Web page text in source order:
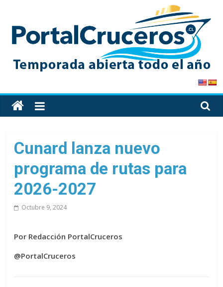
content
PortalCruceros
Toda
la
de
cruceros
en
un
solo
Cunard lanza nuevo
programa de rutas para
2026-2027
Octubre 9, 2024
Por Redacción PortalCruceros
@PortalCruceros